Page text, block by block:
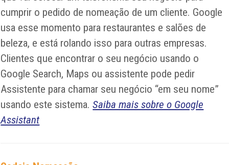
cumprir o pedido de nomeação de um cliente. Google
usa esse momento para restaurantes e salões de
beleza, e está rolando isso para outras empresas.
Clientes que encontrar o seu negócio usando o
Google Search, Maps ou assistente pode pedir
Assistente para chamar seu negócio “em seu nome”
usando este sistema.Saiba mais sobre o Google
Assistant